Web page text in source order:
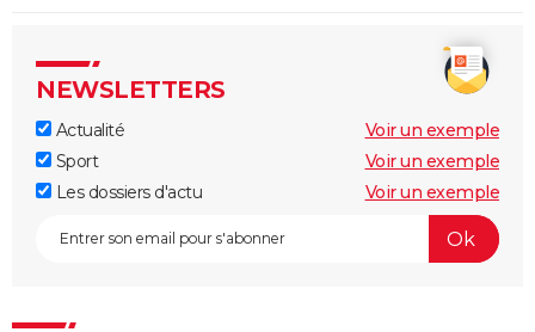
NEWSLETTERS
Actualité
Voir un exemple
Sport
Voir un exemple
Les dossiers d'actu
Voir un exemple